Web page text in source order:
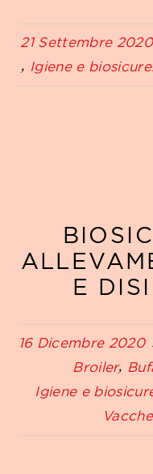
21 Settembre 2020
Igiene e
E
16 Dicembre 2020
Broiler
Igiene e